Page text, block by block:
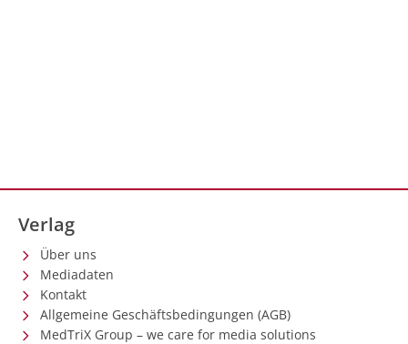
Verlag
Über uns
Mediadaten
Kontakt
Allgemeine Geschäftsbedingungen (AGB)
MedTriX Group – we care for media solutions